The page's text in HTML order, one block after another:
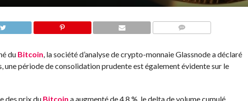
du Bitcoin, la société d’analyse de crypto-monnaie Glassnode a déclaré
une période de consolidation prudente est également évidente sur le
des prix du Bitcoin a augmenté de 4,8 %, le delta de volume cumulé